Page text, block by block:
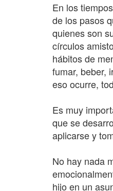
En los
de los pasos
quienes son
círculos
hábitos de
fumar, beber,
eso ocurre,
Es muy
que se
aplicarse y
No hay nada
hijo en un